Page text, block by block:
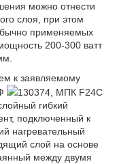
можно отнести
слоя, при этом
применяемых
200-300 ватт
к заявляемому
130374, МПК F24C
гибкий
подключенный к
нагревательный
слой на основе
между двумя